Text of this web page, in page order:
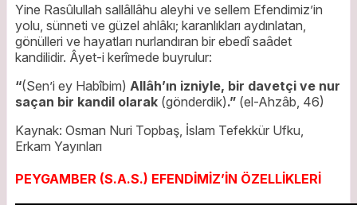
Yine Rasûlullah sallâllâhu aleyhi ve sellem Efendimiz’in
yolu, sünneti ve güzel ahlâkı; karanlıkları aydınlatan,
gönülleri ve hayatları nurlandıran bir ebedî saâdet
kandilidir. Âyet-i kerîmede buyrulur:
“(Sen’i ey Habîbim) Allâh’ın izniyle, bir davetçi ve nur
saçan bir kandil olarak (gönderdik).” (el-Ahzâb, 46)
Kaynak: Osman Nuri Topbaş, İslam Tefekkür Ufku,
Erkam Yayınları
PEYGAMBER (S.A.S.) EFENDİMİZ’İN ÖZELLİKLERİ